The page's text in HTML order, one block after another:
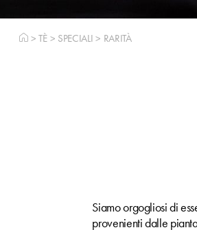
>TÈ> SPECIALI > RARITÀ
Siamo orgogliosi di
provenienti dalle